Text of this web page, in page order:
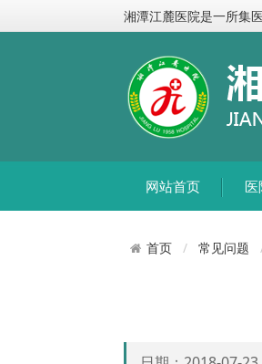
湘潭江麓医院是一所集
网站首页 医
首页 常见问题